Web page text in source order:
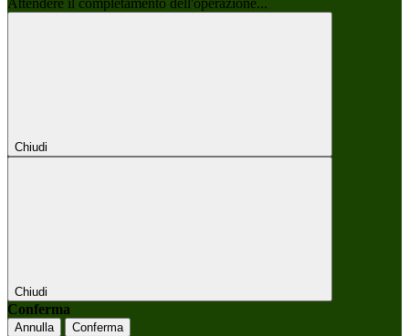
Attendere il completamento dell'operazione...
Chiudi
Chiudi
Conferma
Annulla Conferma